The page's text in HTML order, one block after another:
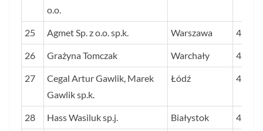
o.o.
25 Agmet Sp. z o.o. sp.k. Warszawa 49
26 Grażyna Tomczak Warchały 47
27
Cegal Artur Gawlik, Marek
Gawlik sp.k.
Łódź 45
28 Hass Wasiluk sp.j. Białystok 42